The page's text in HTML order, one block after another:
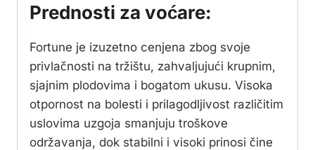
Prednosti za voćare:
Fortune je izuzetno cenjena zbog svoje
privlačnosti na tržištu, zahvaljujući krupnim,
sjajnim plodovima i bogatom ukusu. Visoka
otpornost na bolesti i prilagodljivost različitim
uslovima uzgoja smanjuju troškove
održavanja, dok stabilni i visoki prinosi čine